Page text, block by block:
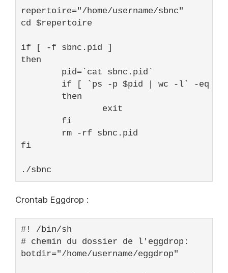
repertoire="/home/username/sbnc"
cd $repertoire
if [ -f sbnc.pid ]
then
        pid=`cat sbnc.pid`
if [ `ps -p $pid | wc -l` -eq
        then
exit
        fi
        rm -rf sbnc.pid
fi
./sbnc
Crontab Eggdrop :
#! /bin/sh
# chemin du dossier de l'eggdrop:
botdir="/home/username/eggdrop"